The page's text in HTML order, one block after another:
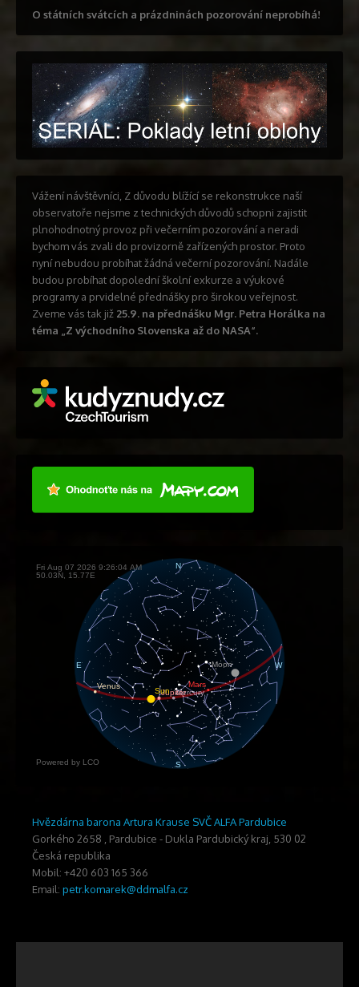
O státních svátcích a prázdninách pozorování neprobíhá!
Vážení návštěvníci, Z důvodu blížící se rekonstrukce naší
observatoře nejsme z technických důvodů schopni zajistit
plnohodnotný provoz při večerním pozorování a neradi
bychom vás zvali do provizorně zařízených prostor. Proto
nyní nebudou probíhat žádná večerní pozorování. Nadále
budou probíhat dopolední školní exkurze a výukové
programy a prvidelné přednášky pro širokou veřejnost.
Zveme vás tak již 25.9. na přednášku Mgr. Petra Horálka na
téma „Z východního Slovenska až do NASA“.
Hvězdárna barona Artura Krause SVČ ALFA Pardubice
Gorkého 2658 , Pardubice - Dukla Pardubický kraj, 530 02
Česká republika
Mobil: +420 603 165 366
Email: petr.komarek@ddmalfa.cz